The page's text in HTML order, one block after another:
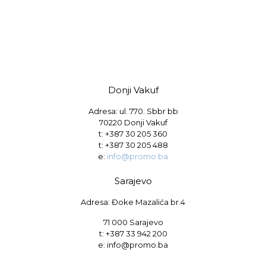
Donji Vakuf
Adresa: ul. 770. Sbbr bb
70220 Donji Vakuf
t: +387 30 205 360
t: +387 30 205 488
e: info@promo.ba
Sarajevo
Adresa: Đoke Mazalića br.4
71 000 Sarajevo
t: +387 33 942 200
e: info@promo.ba